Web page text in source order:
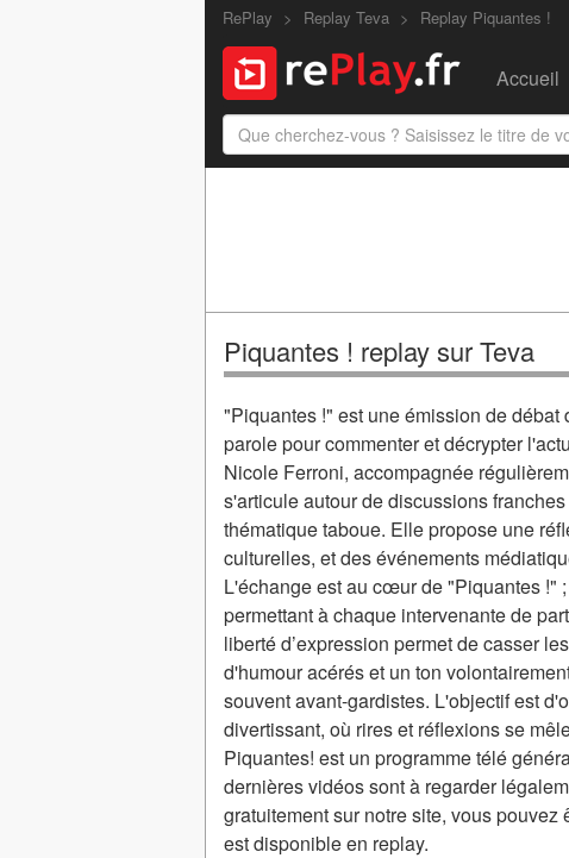
RePlay Replay Teva Replay Piquantes !
Accueil
Piquantes ! replay sur Teva
"Piquantes !" est une émission de
parole pour commenter et décrypter
Nicole Ferroni, accompagnée
s'articule autour de discussions
thématique taboue. Elle propose une
culturelles, et des événements
L'échange est au cœur de "Piquantes !"
permettant à chaque intervenante de
liberté d’expression permet de casser
d'humour acérés et un ton
souvent avant-gardistes. L'objectif est
divertissant, où rires et réflexions se
Piquantes! est un programme télé
dernières vidéos sont à regarder
gratuitement sur notre site, vous
est disponible en replay.